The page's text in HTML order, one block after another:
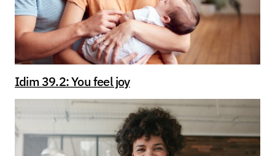
请注意：为了让它成为一个更强大的学习工具，
我们把每个图片，链接到视频中格西麦克解释重
要概念的确实时间。你可以点击每张念图，它将
会在精确的时间点打开视频。
Idim 39.2: You feel joy